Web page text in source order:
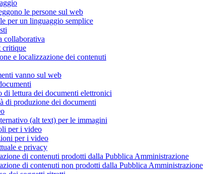
le persone sul web
per un linguaggio semplice
collaborativa
critique
e localizzazione dei contenuti
vanno sul web
di lettura dei documenti elettronici
di produzione dei documenti
(alt text) per le immagini
per i video
per i video
e privacy
di contenuti prodotti dalla Pubblica Amministrazione
di contenuti non prodotti dalla Pubblica Amministrazione